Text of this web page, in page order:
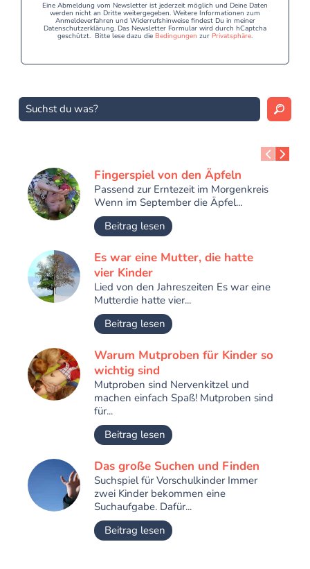
Eine Abmeldung vom Newsletter ist jederzeit möglich und Deine Daten
werden nicht an Dritte weitergegeben. Weitere Informationen zum
Anmeldeverfahren und Widerrufshinweise findest Du in meiner
Datenschutzerklärung. Das Newsletter Formular wird durch hCaptcha
geschützt. Bitte lese dazu die Bedingungen zur Privatsphäre.
Fingerspiel von den Äpfeln
Passend zur Erntezeit im Morgenkreis
Wenn im September die Äpfel...
Beitrag lesen
Es war eine Mutter, die hatte
vier Kinder
Lied von den Jahreszeiten Es war eine
Mutterdie hatte vier...
Beitrag lesen
Warum Mutproben für Kinder so
wichtig sind
Mutproben sind Nervenkitzel und
machen einfach Spaß! Mutproben sind
für...
Beitrag lesen
Das große Suchen und Finden
Suchspiel für Vorschulkinder Immer
zwei Kinder bekommen eine
Suchaufgabe. Dafür...
Beitrag lesen